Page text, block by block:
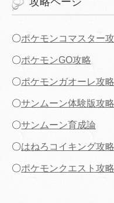
〇ポケモンコマスター
〇ポケモンGO攻略
〇ポケモンガオーレ攻略
〇サンムーン体験版攻略
〇サンムーン育成論
〇はねろコイキング攻略
〇ポケモンクエスト攻略